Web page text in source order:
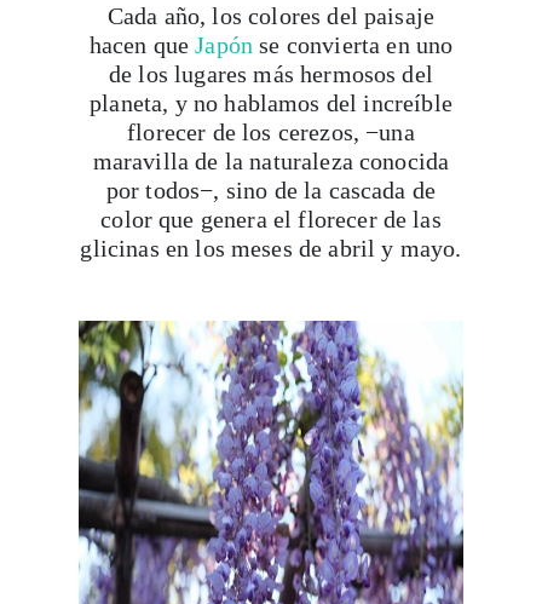
Cada año, los colores del paisaje
hacen queJapón se convierta en uno
de los lugares más hermosos del
planeta, y no hablamos del increíble
florecer de los cerezos, −una
maravilla de la naturaleza conocida
por todos−, sino de la cascada de
color que genera el florecer de las
glicinas en los meses de abril y mayo.